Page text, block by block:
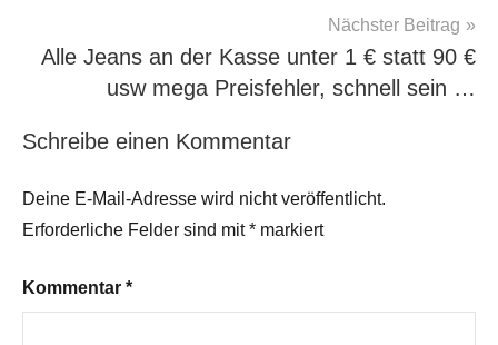
Nächster Beitrag
Alle Jeans an der Kasse unter 1 € statt 90 €
usw mega Preisfehler, schnell sein …
Schreibe einen Kommentar
Deine E-Mail-Adresse wird nicht veröffentlicht.
Erforderliche Felder sind mit* markiert
Kommentar *